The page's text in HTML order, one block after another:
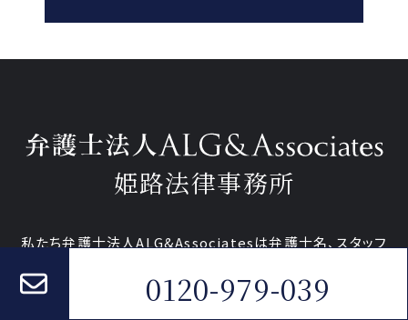
0120-979-039
姫路法律事務所
私たち弁護士法人ALG&Associatesは弁護士名、 スタッフ